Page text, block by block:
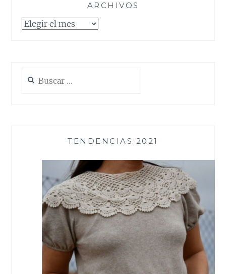
ARCHIVOS
Archivos
TENDENCIAS 2021